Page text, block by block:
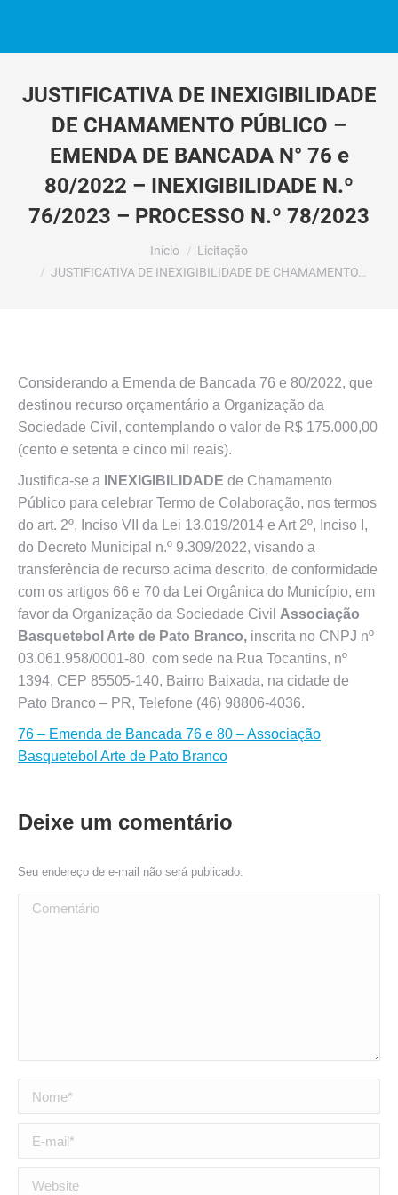
JUSTIFICATIVA DE INEXIGIBILIDADE
DE CHAMAMENTO PÚBLICO –
EMENDA DE BANCADA N° 76 e
80/2022 – INEXIGIBILIDADE N.º
76/2023 – PROCESSO N.º 78/2023
Início
Licitação
JUSTIFICATIVA DE INEXIGIBILIDADE DE CHAMAMENTO…
Considerando a Emenda de Bancada 76 e 80/2022, que
destinou recurso orçamentário a Organização da
Sociedade Civil, contemplando o valor de R$ 175.000,00
(cento e setenta e cinco mil reais).
Justifica-se a INEXIGIBILIDADE de Chamamento
Público para celebrar Termo de Colaboração, nos termos
do art. 2º, Inciso VII da Lei 13.019/2014 e Art 2º, Inciso I,
do Decreto Municipal n.º 9.309/2022, visando a
transferência de recurso acima descrito, de conformidade
com os artigos 66 e 70 da Lei Orgânica do Município, em
favor da Organização da Sociedade Civil Associação
Basquetebol Arte de Pato Branco, inscrita no CNPJ nº
03.061.958/0001-80, com sede na Rua Tocantins, nº
1394, CEP 85505-140, Bairro Baixada, na cidade de
Pato Branco – PR, Telefone (46) 98806-4036.
76 – Emenda de Bancada 76 e 80 – Associação
Basquetebol Arte de Pato Branco
Deixe um comentário
Seu endereço de e-mail não será publicado.
Comentário
Nome *
E-mail *
Website